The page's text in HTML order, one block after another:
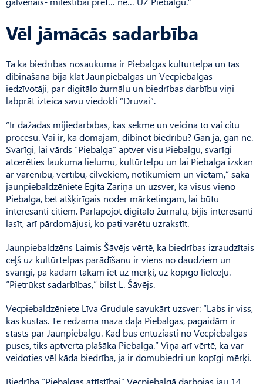
Vēl jāmācās sadarbība
Tā kā biedrības nosaukumā ir Piebalgas kultūrtelpa un tās
dibināšanā bija klāt Jaunpiebalgas un Vecpiebalgas
iedzīvotāji, par digitālo žurnālu un biedrības darbību viņi
labprāt izteica savu viedokli “Druvai”.
“Ir dažādas mijiedarbības, kas sekmē un veicina to vai citu
procesu. Vai ir, kā domājām, dibinot biedrību? Gan jā, gan nē.
Sva­rīgi, lai vārds “Piebalga” aptver visu Piebalgu, svarīgi
atcerēties laukuma lielumu, kultūrtelpu un lai Piebalga izskan
ar varenību, vērtību, cilvēkiem, notikumiem un vietām,” saka
jaunpiebaldzēniete Egita Zariņa un uzsver, ka visus vieno
Piebalga, bet atšķirīgais noder mārketingam, lai būtu
interesanti citiem. Pārlapojot digitālo žurnālu, bijis interesanti
lasīt, arī pārdomājusi, ko pati varētu uzrakstīt.
Jaunpiebaldzēns Laimis Šāvējs vērtē, ka biedrības izraudzītais
ceļš uz kultūrtelpas parādīšanu ir viens no daudziem un
svarīgi, pa kādām takām iet uz mērķi, uz kopīgo lielceļu.
“Pietrūkst sadarbības,” bilst L. Šāvējs.
Vecpiebaldzēniete Līva Gru­dule savukārt uzsver: “Labs ir viss,
kas kustas. Te redzama maza daļa Piebalgas, pagaidām ir
stāsts par Jaunpiebalgu. Kad būs entuziasti no Vecpiebalgas
puses, tiks aptverta plašāka Pie­balga.” Viņa arī vērtē, ka var
veidoties vēl kāda biedrība, ja ir domubiedri un kopīgi mērķi.
Biedrība “Piebalgas attīstībai” Vecpiebalgā darbojas jau 14